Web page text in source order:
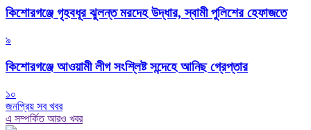
কিশোরগঞ্জে গৃহবধূর ঝুলন্ত মরদেহ উদ্ধার, স্বামী পুলিশের হেফাজতে
৯
কিশোরগঞ্জে আওয়ামী লীগ সংশ্লিষ্ট সন্দেহে আনিছ গ্রেপ্তার
১০
জনপ্রিয় সব খবর
এ সম্পর্কিত আরও খবর